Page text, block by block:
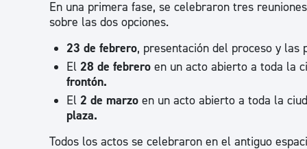
En una primera fase, se celebraron tres
sobre las dos opciones.
23 de febrero, presentación del proceso y las
El 28 de febrero en un acto abierto a toda la
frontón.
El 2 de marzo en un acto abierto a toda la
plaza.
Todos los actos se celebraron en el antiguo